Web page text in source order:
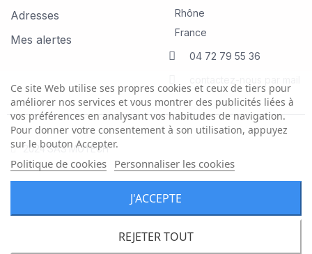
Adresses
Mes alertes
Rhône
France
04 72 79 55 36
2024 SAS MOTECH
Ce site Web utilise ses propres cookies et ceux de tiers pour
améliorer nos services et vous montrer des publicités liées à
vos préférences en analysant vos habitudes de navigation.
Pour donner votre consentement à son utilisation, appuyez
sur le bouton Accepter.
Politique de cookies Personnaliser les cookies
REJETER TOUT
J'ACCEPTE